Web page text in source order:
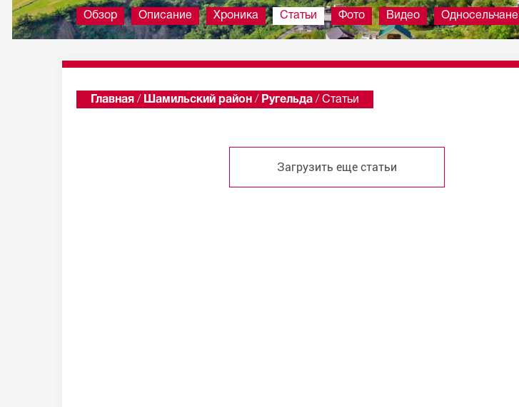
Обзор Описание Хроника Статьи Фото Видео Односельчане
Главная / Шамильский район / Ругельда / Статьи
Загрузить еще статьи